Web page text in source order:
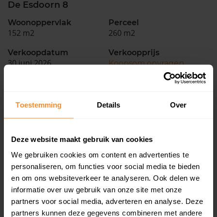
Toestemming Details Over
Deze website maakt gebruik van cookies
We gebruiken cookies om content en advertenties te
personaliseren, om functies voor social media te bieden
en om ons websiteverkeer te analyseren. Ook delen we
informatie over uw gebruik van onze site met onze
partners voor social media, adverteren en analyse. Deze
partners kunnen deze gegevens combineren met andere
De Esdoorn 8
Woonoppervlak
152 m2
Perceel
260 m2
Verkoopdatum
30 juni 2026
Verkoopprijs
Koopsom opvragen
Verkoopdatum
26 juni 2026
Verkoopprijs
Koopsom opvragen
Koekanger Dwarsdijk 83
Woonoppervlak Perceel